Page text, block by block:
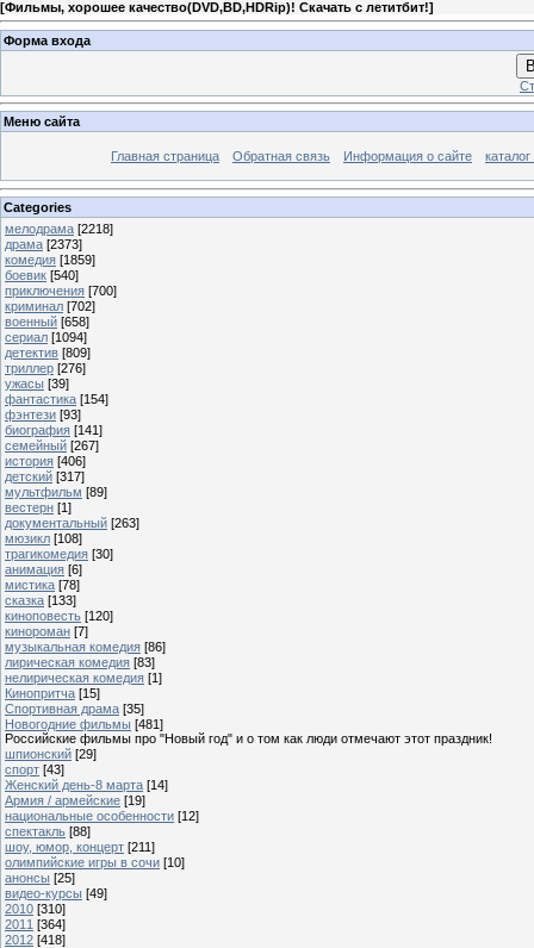
[Фильмы, хорошее качество(DVD,BD,HDRip)! Скачать с летитбит!]
Форма входа
Меню сайта
Главная страница Обратная связь Информация о сайте
Categories
мелодрама [2218]
драма [2373]
комедия [1859]
боевик [540]
приключения [700]
криминал [702]
военный [658]
сериал [1094]
детектив [809]
триллер [276]
ужасы [39]
фантастика [154]
фэнтези [93]
биография [141]
семейный [267]
история [406]
детский [317]
мультфильм [89]
вестерн [1]
документальный [263]
мюзикл [108]
трагикомедия [30]
анимация [6]
мистика [78]
сказка [133]
киноповесть [120]
кинороман [7]
музыкальная комедия [86]
лирическая комедия [83]
нелирическая комедия [1]
Кинопритча [15]
Спортивная драма [35]
Новогодние фильмы [481]
Российские фильмы про "Новый год" и о том как люди отмечают этот праздник!
шпионский [29]
спорт [43]
Женский день-8 марта [14]
Армия / армейские [19]
национальные особенности [12]
спектакль [88]
шоу, юмор, концерт [211]
олимпийские игры в сочи [10]
анонсы [25]
видео-курсы [49]
2010 [310]
2011 [364]
2012 [418]